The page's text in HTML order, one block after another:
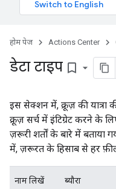
होम पेज Actions Center
डेटा टाइप bookmark_border
इस सेक्शन में, क्रूज़ की
क्रूज़ सर्च में इंटिग्रेट करने के
ज़रूरी शर्तों के बारे में बताया
में, ज़रूरत के हिसाब से हर
नाम लिखें ब्यौरा